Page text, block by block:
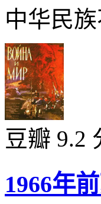
中华民
豆瓣 9.2
1966年